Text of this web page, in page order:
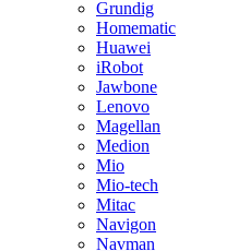
Grundig
Homematic
Huawei
iRobot
Jawbone
Lenovo
Magellan
Medion
Mio
Mio-tech
Mitac
Navigon
Navman